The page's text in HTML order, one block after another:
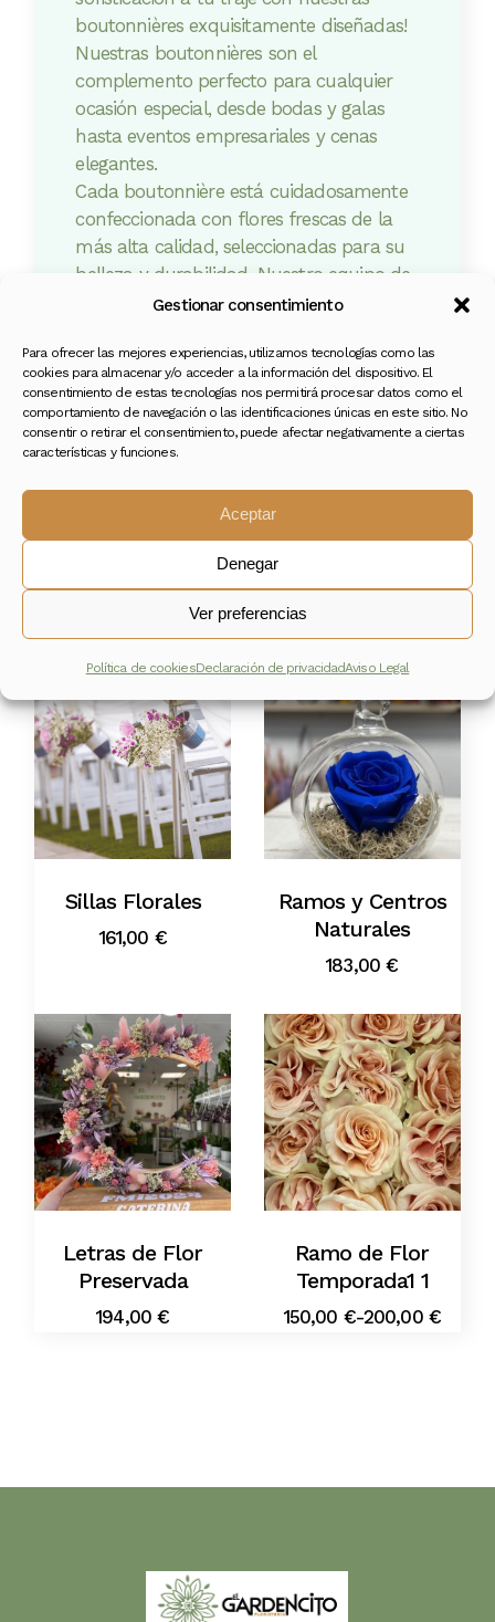
Gestionar consentimiento
Para ofrecer las mejores experiencias, utilizamos tecnologías como las
cookies para almacenar y/o acceder a la información del dispositivo. El
consentimiento de estas tecnologías nos permitirá procesar datos como el
comportamiento de navegación o las identificaciones únicas en este sitio. No
consentir o retirar el consentimiento, puede afectar negativamente a ciertas
características y funciones.
Aceptar
Denegar
Ver preferencias
Política de cookiesDeclaración de privacidadAviso Legal
boutonnières exquisitamente diseñadas!
Nuestras boutonnières son el
complemento perfecto para cualquier
ocasión especial, desde bodas y galas
hasta eventos empresariales y cenas
elegantes.
Cada boutonnière está cuidadosamente
confeccionada con flores frescas de la
más alta calidad, seleccionadas para su
belleza y durabilidad. Nuestro equipo de
diseñadores expertos se asegura de que
elección de las flores hasta el montaje
final.
Productos relacionados
Sillas Florales
161,00 €
Ramos y Centros
Naturales
183,00€
Letras de Flor
Preservada
194,00€
Ramo de Flor
Temporada1 1
150,00 €-200,00 €
Rango